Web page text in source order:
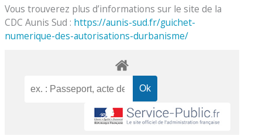
Vous trouverez plus d’informations sur le site de la
CDC Aunis Sud : https://aunis-sud.fr/guichet-
numerique-des-autorisations-durbanisme/